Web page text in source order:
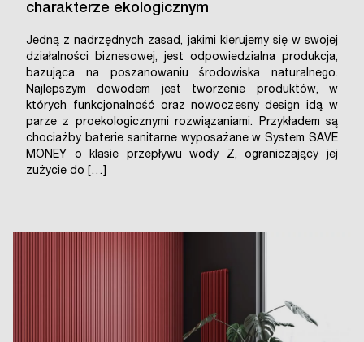
charakterze ekologicznym
Jedną z nadrzędnych zasad, jakimi kierujemy się w swojej
działalności biznesowej, jest odpowiedzialna produkcja,
bazująca na poszanowaniu środowiska naturalnego.
Najlepszym dowodem jest tworzenie produktów, w
których funkcjonalność oraz nowoczesny design idą w
parze z proekologicznymi rozwiązaniami. Przykładem są
chociażby baterie sanitarne wyposażane w System SAVE
MONEY o klasie przepływu wody Z, ograniczający jej
zużycie do […]